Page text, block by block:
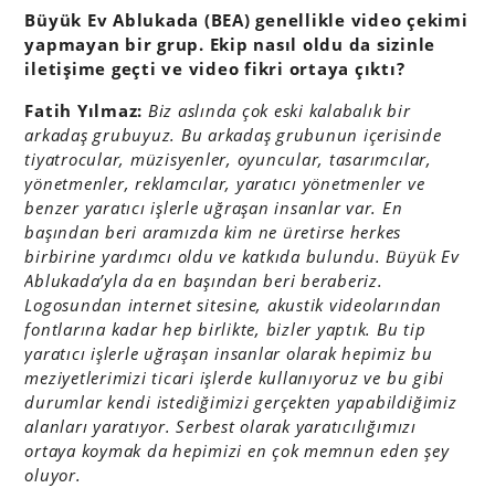
Büyük Ev Ablukada (BEA) genellikle video çekimi
yapmayan bir grup. Ekip nasıl oldu da sizinle
iletişime geçti ve video fikri ortaya çıktı?
Fatih Yılmaz: Biz aslında çok eski kalabalık bir
arkadaş grubuyuz. Bu arkadaş grubunun içerisinde
tiyatrocular, müzisyenler, oyuncular, tasarımcılar,
yönetmenler, reklamcılar, yaratıcı yönetmenler ve
benzer yaratıcı işlerle uğraşan insanlar var. En
başından beri aramızda kim ne üretirse herkes
birbirine yardımcı oldu ve katkıda bulundu. Büyük Ev
Ablukada’yla da en başından beri beraberiz.
Logosundan internet sitesine, akustik videolarından
fontlarına kadar hep birlikte, bizler yaptık. Bu tip
yaratıcı işlerle uğraşan insanlar olarak hepimiz bu
meziyetlerimizi ticari işlerde kullanıyoruz ve bu gibi
durumlar kendi istediğimizi gerçekten yapabildiğimiz
alanları yaratıyor. Serbest olarak yaratıcılığımızı
ortaya koymak da hepimizi en çok memnun eden şey
oluyor.